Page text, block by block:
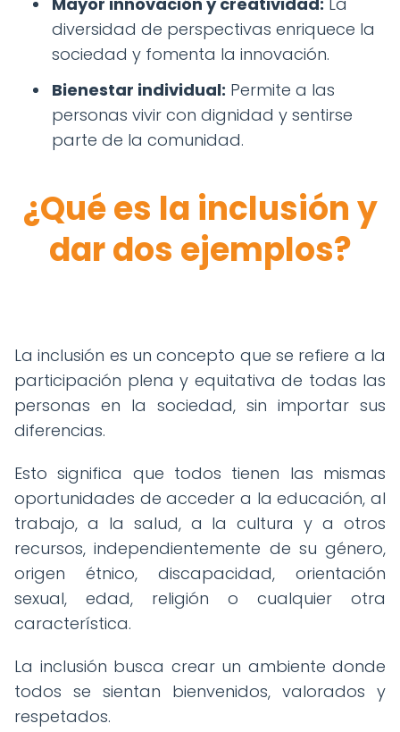
diversidad de perspectivas enriquece la
sociedad y fomenta la innovación.
Bienestar individual: Permite a las
personas vivir con dignidad y sentirse
parte de la comunidad.
¿Qué es la inclusión y
dar dos ejemplos?
La inclusión es un concepto que se refiere a la
participación plena y equitativa de todas las
personas en la sociedad, sin importar sus
diferencias.
Esto significa que todos tienen las mismas
oportunidades de acceder a la educación, al
trabajo, a la salud, a la cultura y a otros
recursos, independientemente de su género,
origen étnico, discapacidad, orientación
sexual, edad, religión o cualquier otra
característica.
La inclusión busca crear un ambiente donde
todos se sientan bienvenidos, valorados y
respetados.